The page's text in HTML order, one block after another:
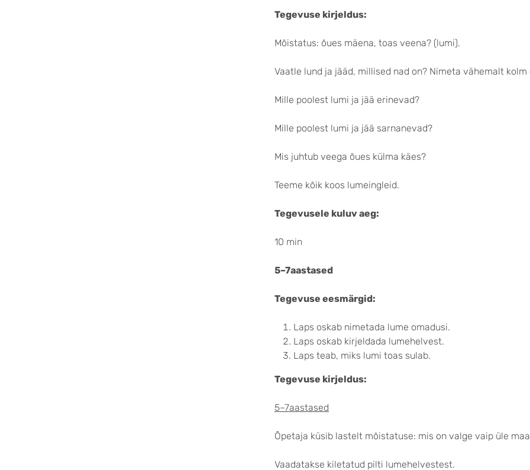
Tegevuse kirjeldus:
Mõistatus: õues mäena, toas veena? (lumi).
Vaatle lund ja jääd, millised nad on? Nimeta vähemalt kolm
Mille poolest lumi ja jää erinevad?
Mille poolest lumi ja jää sarnanevad?
Mis juhtub veega õues külma käes?
Teeme kõik koos lumeingleid.
Tegevusele kuluv aeg:
10 min
5–7aastased
Tegevuse eesmärgid:
Laps oskab nimetada lume omadusi.
Laps oskab kirjeldada lumehelvest.
Laps teab, miks lumi toas sulab.
Tegevuse kirjeldus:
5–7aastased
Õpetaja küsib lastelt mõistatuse: mis on valge vaip üle
Vaadatakse kiletatud pilti lumehelvestest.